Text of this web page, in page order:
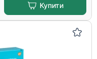
Купити